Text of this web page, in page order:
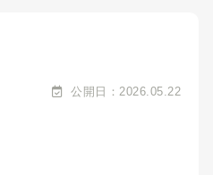
公開日：2026.05.22